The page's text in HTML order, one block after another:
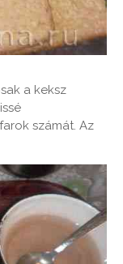
a keksz
számát. Az